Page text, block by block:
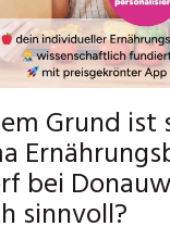
Grund ist
bei
sinnvoll?